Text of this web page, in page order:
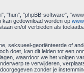
"hun", "phpBB-software",
kan gedownload worden op
en/of verbieden als
seksueel-georiënteerde of
doet, kan dit leiden tot een
waardoor we het volgen
te verwijderen,
zonder je